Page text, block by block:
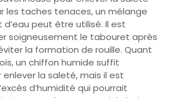
les taches tenaces, un mélange
peut être utilisé. Il est
soigneusement le tabouret après
la formation de rouille. Quant
un chiffon humide suffit
la saleté, mais il est
d’humidité qui pourrait